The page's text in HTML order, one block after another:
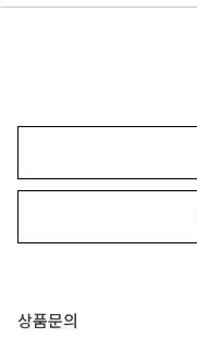
상품문의